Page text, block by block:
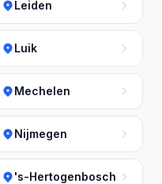
Leiden
Luik
Mechelen
Nijmegen
's-Hertogenbosch